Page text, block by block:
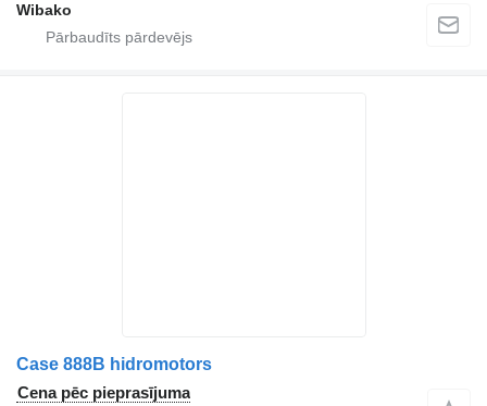
Wibako
Case 888B hidromotors
Cena pēc pieprasījuma